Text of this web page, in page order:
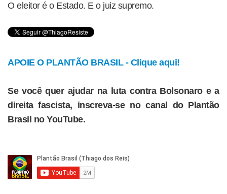
O eleitor é o Estado. E o juiz supremo.
APOIE O PLANTÃO BRASIL - Clique aqui!
Se você quer ajudar na luta contra Bolsonaro e a
direita fascista, inscreva-se no canal do Plantão
Brasil no YouTube.